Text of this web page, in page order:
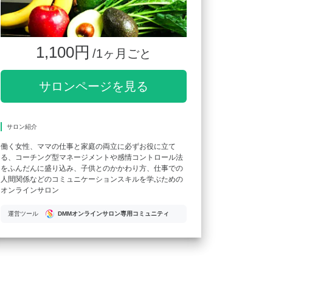
1,100円 /1ヶ月ごと
サロンページを見る
サロン紹介
働く女性、ママの仕事と家庭の両立に必ずお役に立て
る、コーチング型マネージメントや感情コントロール法
をふんだんに盛り込み、子供とのかかわり方、仕事での
人間関係などのコミュニケーションスキルを学ぶための
オンラインサロン
運営ツール DMMオンラインサロン専用コミュニティ